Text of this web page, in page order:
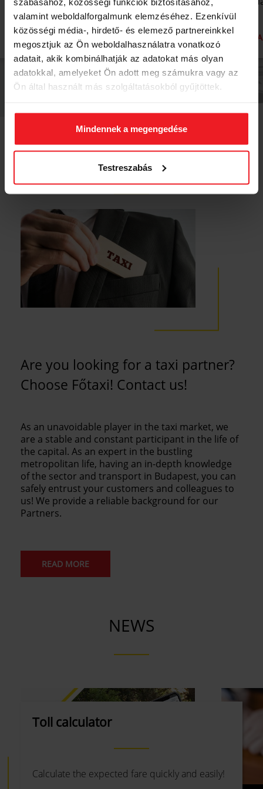
valamint weboldalforgalmunk elemzéséhez. Ezenkívül
közösségi média-, hirdető- és elemező partnereinkkel
megosztjuk az Ön weboldalhasználatra vonatkozó
adatait, akik kombinálhatják az adatokat más olyan
adatokkal, amelyeket Ön adott meg számukra vagy az
Ön által használt más szolgáltatásokból gyűjtöttek.
Mindennek a megengedése
Testreszabás
tariff, so Főtaxi also applies the fare
according to the legal regulations in
force at any given time.
READ MORE CALL
BE OUR BUSINESS PARTNER!
Are you looking for a taxi partner?
Choose Főtaxi! Contact us!
As an unavoidable player in the taxi market, we
are a stable and constant participant in the life of
the capital. As an expert in the bustling
metropolitan life, having an in-depth knowledge
of the sector and transport in Budapest, you can
safely entrust your customers and colleagues to
us! We provide a reliable background for our
Partners.
READ MORE
NEWS
Toll calculator
Calculate the expected fare quickly and easily!